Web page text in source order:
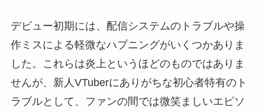
デビュー初期には、配信システムのトラブルや操
作ミスによる軽微なハプニングがいくつかありま
した。これらは炎上というほどのものではありま
せんが、新人VTuberにありがちな初心者特有のト
ラブルとして、ファンの間では微笑ましいエピソ